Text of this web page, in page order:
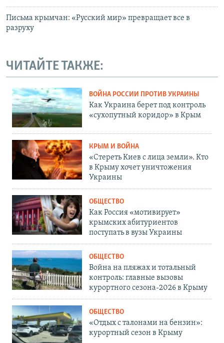
Письма крымчан: «Русский мир» превращает все в
разруху
ЧИТАЙТЕ ТАКЖЕ:
ВОЙНА РОССИИ ПРОТИВ УКРАИНЫ
Как Украина берет под контроль
«сухопутный коридор» в Крым
КРЫМ И ВОЙНА
«Стереть Киев с лица земли». Кто
в Крыму хочет уничтожения
Украины
ОБЩЕСТВО
Как Россия «мотивирует»
крымских абитуриентов
поступать в вузы Украины
ОБЩЕСТВО
Война на пляжах и тотальный
контроль: главные вызовы
курортного сезона-2026 в Крыму
ОБЩЕСТВО
«Отдых с талонами на бензин»:
курортный сезон в Крыму